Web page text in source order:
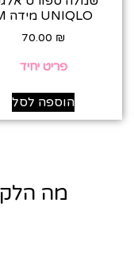
UNIQLO מידה M
70.00 ₪
פריט יחיד
הוספה לסל
מה